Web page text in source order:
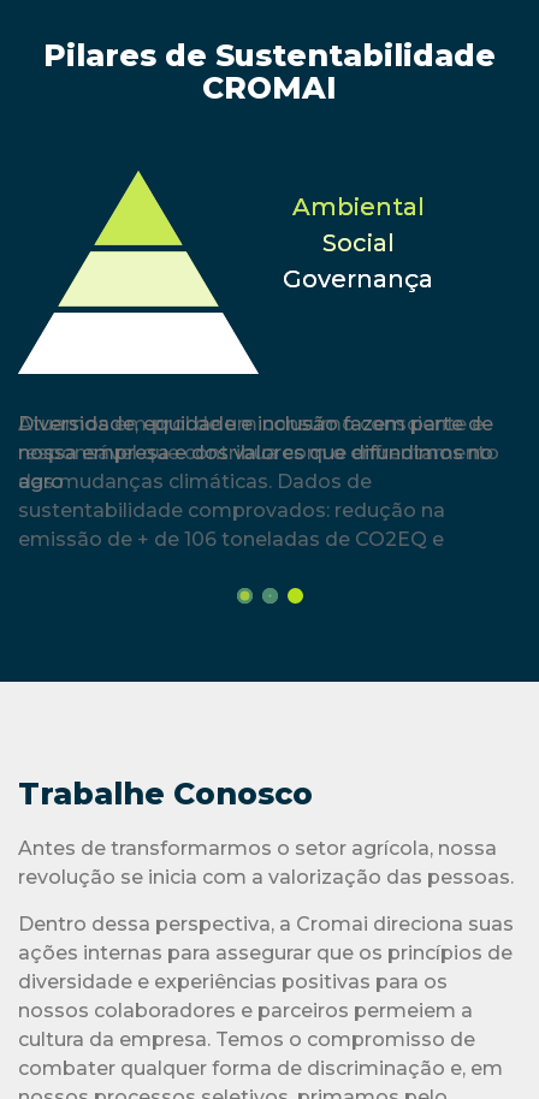
Pilares de Sustentabilidade
CROMAI
Ambiental
Social
Governança
Diversidade, equidade e inclusão fazem parte de
nossa empresa e dos valores que difundimos no
agro
Antes de transformarmos o setor agrícola, nossa
Dentro dessa perspectiva, a Cromai direciona suas
ações internas para assegurar que os princípios de
diversidade e experiências positivas para os
nossos colaboradores e parceiros permeiem a
cultura da empresa. Temos o compromisso de
combater qualquer forma de discriminação e, em
nossos processos seletivos, primamos pelo
talento alinhado à diversidade, equidade de gênero
e oportunidades de desenvolvimento para todos.